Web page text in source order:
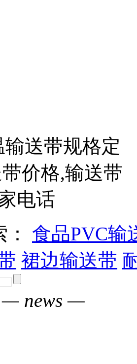
食品PVC输
裙边输送带
— news —